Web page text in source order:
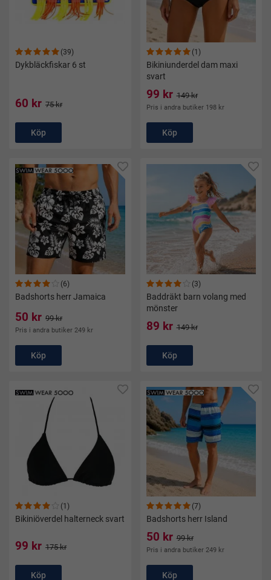
(39)
Dykbläckfiskar 6 st
60 kr 75 kr
Köp
(1)
Bikiniunderdel dam maxi
svart
99 kr 149 kr
Pris i andra butiker 198 kr
Köp
(6)
Badshorts herr Jamaica
50 kr 99 kr
Pris i andra butiker 249 kr
Köp
(3)
Baddräkt barn volang med
mönster
89 kr 149 kr
Köp
(1)
Bikiniöverdel halterneck svart
99 kr 175 kr
Köp
(7)
Badshorts herr Island
50 kr 99 kr
Pris i andra butiker 249 kr
Köp